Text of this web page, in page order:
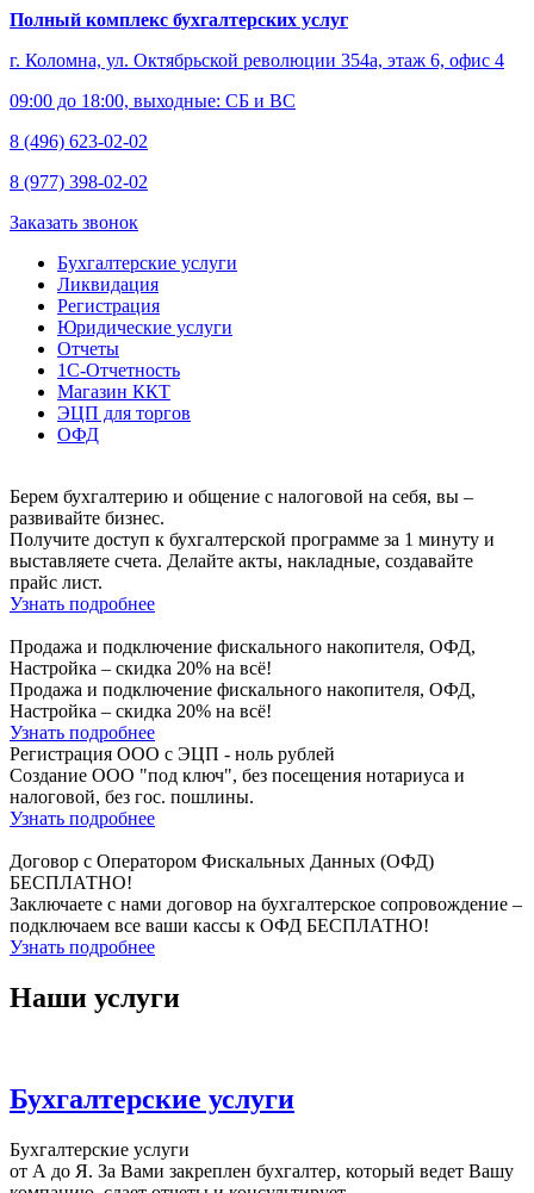
Полный комплекс бухгалтерских услуг
г. Коломна, ул. Октябрьской революции 354а, этаж 6, офис 4
09:00 до 18:00, выходные: СБ и ВС
8 (496) 623-02-02
8 (977) 398-02-02
Заказать звонок
Бухгалтерские услуги
Ликвидация
Регистрация
Юридические услуги
Отчеты
1С-Отчетность
Магазин ККТ
ЭЦП для торгов
ОФД
Берем бухгалтерию и общение с налоговой на себя, вы –
развивайте бизнес.
Получите доступ к бухгалтерской программе за 1 минуту и
выставляете счета. Делайте акты, накладные, создавайте
прайс лист.
Узнать подробнее
Продажа и подключение фискального накопителя, ОФД,
Настройка – скидка 20% на всё!
Продажа и подключение фискального накопителя, ОФД,
Настройка – скидка 20% на всё!
Узнать подробнее
Регистрация ООО с ЭЦП - ноль рублей
Создание ООО "под ключ", без посещения нотариуса и
налоговой, без гос. пошлины.
Узнать подробнее
Договор с Оператором Фискальных Данных (ОФД)
БЕСПЛАТНО!
Заключаете с нами договор на бухгалтерское сопровождение –
подключаем все ваши кассы к ОФД БЕСПЛАТНО!
Узнать подробнее
Наши услуги
Бухгалтерские услуги
Бухгалтерские услуги
от А до Я. За Вами закреплен бухгалтер, который ведет Вашу